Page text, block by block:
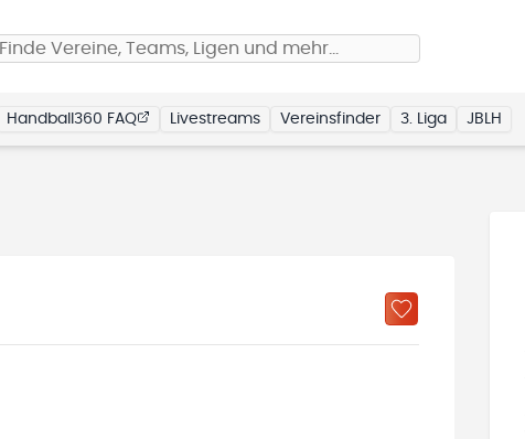
Finde Vereine, Teams, Ligen und mehr…
Handball360 FAQ Livestreams Vereinsfinder 3. Liga JBLH